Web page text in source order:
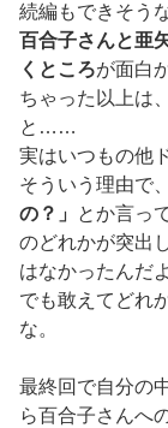
続編もできそう
百合子さんと亜
くところが面白
ちゃった以上は
と……
実はいつもの他
そういう理由で
の？」
とか言っ
のどれかが突出
はなかったんだ
でも敢えてどれ
な。
最終回で自分の
ら百合子さんへ